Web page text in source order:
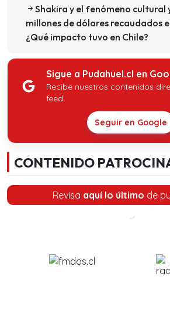
Shakira y el fenómeno cultural
millones de dólares recaudados
¿Qué impacto tuvo en Chile?
Sigue a Pudahuel.cl en
Recibe nuestros contenidos
feed.
Seguir en Google
CONTENIDO
Revisa aquí lo último de